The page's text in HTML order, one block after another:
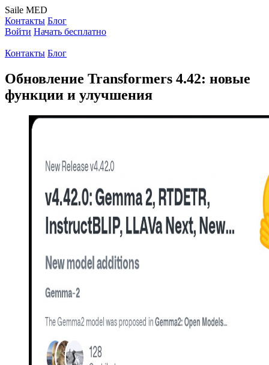
Saile MED
Контакты Блог
Войти Начать бесплатно
Контакты Блог
Обновление Transformers 4.42: новые
функции и улучшения